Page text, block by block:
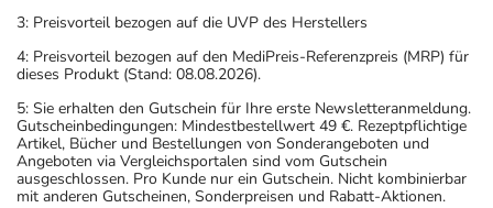
3: Preisvorteil bezogen auf die UVP des Herstellers
4: Preisvorteil bezogen auf den MediPreis-Referenzpreis (MRP) für
dieses Produkt (Stand: 08.08.2026).
5: Sie erhalten den Gutschein für Ihre erste Newsletteranmeldung.
Gutscheinbedingungen: Mindestbestellwert 49 €. Rezeptpflichtige
Artikel, Bücher und Bestellungen von Sonderangeboten und
Angeboten via Vergleichsportalen sind vom Gutschein
ausgeschlossen. Pro Kunde nur ein Gutschein. Nicht kombinierbar
mit anderen Gutscheinen, Sonderpreisen und Rabatt-Aktionen.